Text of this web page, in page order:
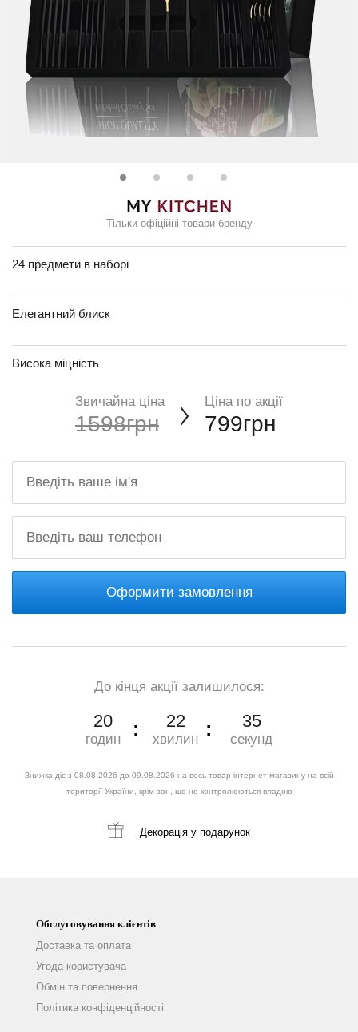
Тільки офіційні товари бренду
24 предмети в наборі
Елегантний блиск
Висока міцність
Звичайна ціна
1598грн
Ціна по акції
799грн
Оформити замовлення
До кінця акції залишилося:
20
годин
22
хвилин
34
секунд
Знижка діє з 08.08.2026 до 09.08.2026 на весь товар інтернет-магазину на всій
території України, крім зон, що не контролюються владою
Декорація у подарунок
Обслуговування клієнтів
Доставка та оплата
Угода користувача
Обмін та повернення
Політика конфіденційності